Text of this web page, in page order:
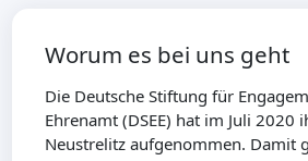
Worum es bei uns geht
Die Deutsche Stiftung für
Ehrenamt (DSEE) hat im Juli 2020
Neustrelitz aufgenommen. Damit